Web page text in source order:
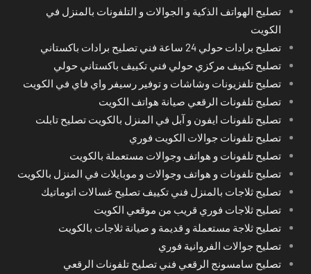
تصليح الهواتف الذكية و الجوالات و التلفونات بالمنزل في
الكويت
تصليح برادات حولي 24 ساعة فني تصليح برادات باكستاني
تصليح تكييف مركزي حولي فني تكييف باكستاني حولي
تصليح تلفزيونات وشاشات و توفير رسيفر واي فاي في الكويت
تصليح تلفونات الرقعي صيانة هواتف الكويت
تصليح تلفونات ايفون و آبل في المنزل بالكويت تصليح تابلت
تصليح تلفونات جوالات الكويت فوري
تصليح تلفونات و هواتف وجوالات مستعملة بالكويت
تصليح تلفونات و هواتف وجوالات و موبايلات في المنزل بالكويت
تصليح ثلاجات بالمنزل فني تكييف تصليح غسالات اتوماتيك
تصليح ثلاجات فوري قريب من موقعي الكويت
تصليح ثلاجة مستعملة و قديمة و صيانة ثلاجات بالكويت
تصليح جوالات الفروانية فوري
تصليح سامسونج الرقعي فني تصليح تلفونات الرقعي